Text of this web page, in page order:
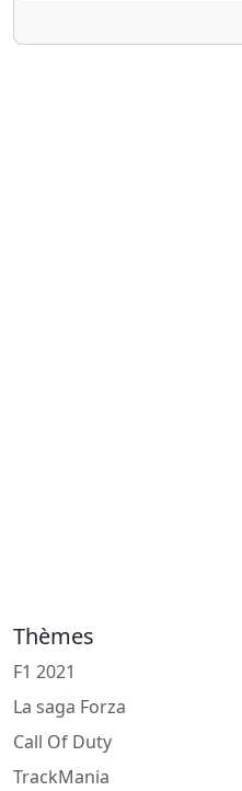
Thèmes
F1 2021
La saga Forza
Call Of Duty
TrackMania